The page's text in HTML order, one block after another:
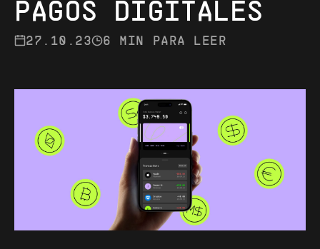
CHILE
ECUADOR
PAGOS DIGITALES
27.10.23 6 MIN PARA LEER